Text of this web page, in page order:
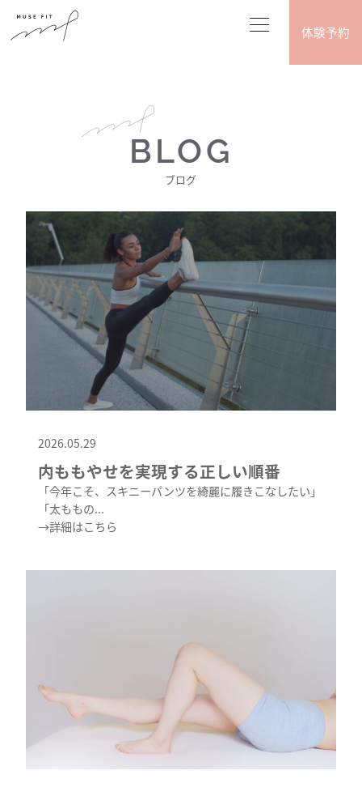
体験予約
BLOG
ブログ
2026.05.29
内ももやせを実現する正しい順番
「今年こそ、スキニーパンツを綺麗に履きこなしたい」
「太ももの...
→詳細はこちら